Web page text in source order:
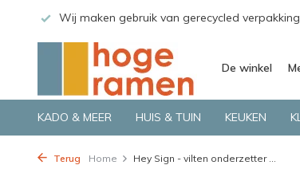
Wij maken gebruik van gerecycled
De winkel
KADO & MEER HUIS & TUIN KEUKEN
Terug Home Hey Sign - vilten onderzetter ...